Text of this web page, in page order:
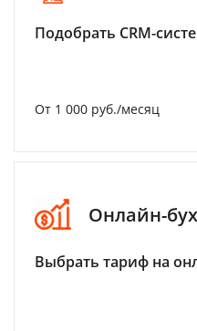
Подобрать CRM-
От 1 000 руб./месяц
Онлайн-
Выбрать тариф на